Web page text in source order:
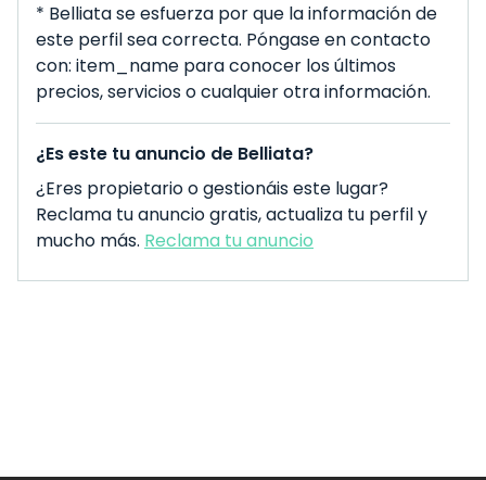
* Belliata se esfuerza por que la información de
este perfil sea correcta. Póngase en contacto
con: item_name para conocer los últimos
precios, servicios o cualquier otra información.
¿Es este tu anuncio de Belliata?
¿Eres propietario o gestionáis este lugar?
Reclama tu anuncio gratis, actualiza tu perfil y
mucho más. Reclama tu anuncio